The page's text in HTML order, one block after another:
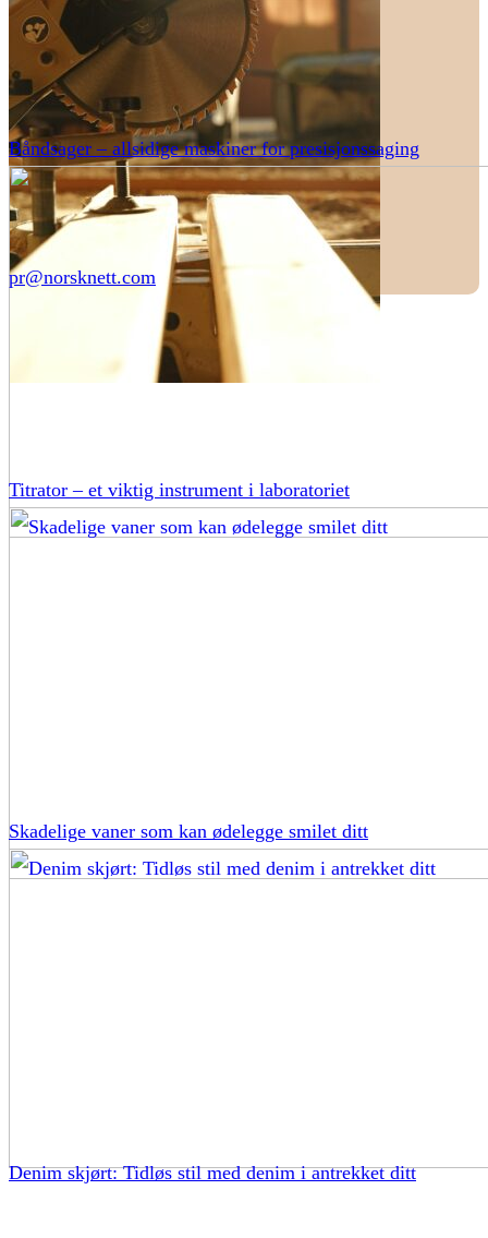
Båndsager – allsidige maskiner for presisjonssaging
Titrator – et viktig instrument i laboratoriet
Skadelige vaner som kan ødelegge smilet ditt
Denim skjørt: Tidløs stil med denim i antrekket ditt
pr@norsknett.com